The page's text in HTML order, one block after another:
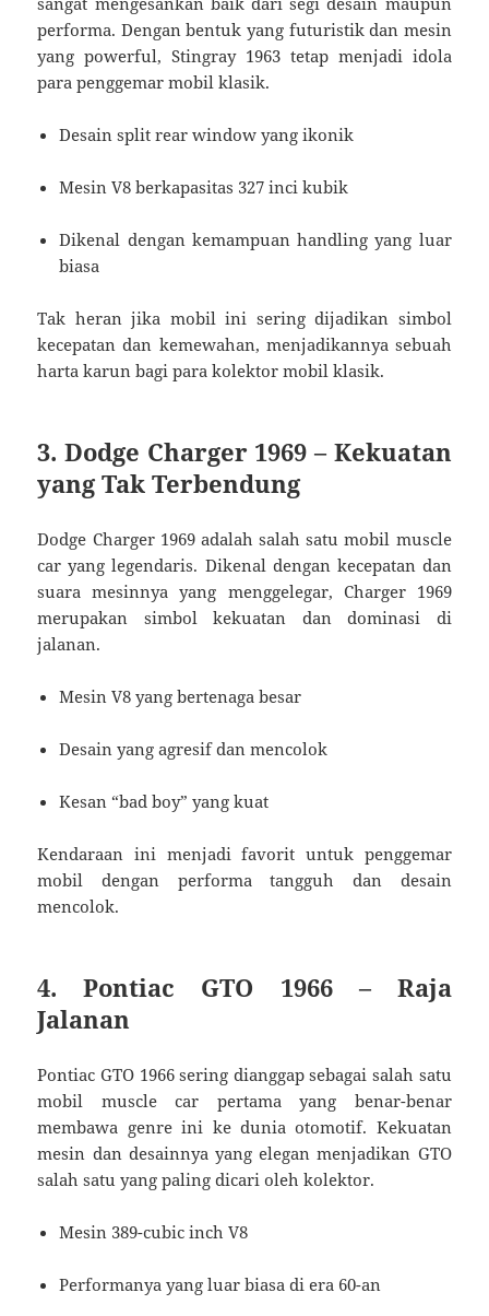
performa. Dengan bentuk yang futuristik dan mesin
yang powerful, Stingray 1963 tetap menjadi idola
para penggemar mobil klasik.
Desain split rear window yang ikonik
Mesin V8 berkapasitas 327 inci kubik
Dikenal dengan kemampuan handling yang luar
biasa
Tak heran jika mobil ini sering dijadikan simbol
kecepatan dan kemewahan, menjadikannya sebuah
harta karun bagi para kolektor mobil klasik.
3. Dodge Charger 1969 – Kekuatan
yang Tak Terbendung
Dodge Charger 1969 adalah salah satu mobil muscle
car yang legendaris. Dikenal dengan kecepatan dan
suara mesinnya yang menggelegar, Charger 1969
merupakan simbol kekuatan dan dominasi di
jalanan.
Mesin V8 yang bertenaga besar
Desain yang agresif dan mencolok
Kesan “bad boy” yang kuat
Kendaraan ini menjadi favorit untuk penggemar
mobil dengan performa tangguh dan desain
mencolok.
4. Pontiac GTO 1966 – Raja
Jalanan
Pontiac GTO 1966 sering dianggap sebagai salah satu
mobil muscle car pertama yang benar-benar
membawa genre ini ke dunia otomotif. Kekuatan
mesin dan desainnya yang elegan menjadikan GTO
salah satu yang paling dicari oleh kolektor.
Mesin 389-cubic inch V8
Performanya yang luar biasa di era 60-an